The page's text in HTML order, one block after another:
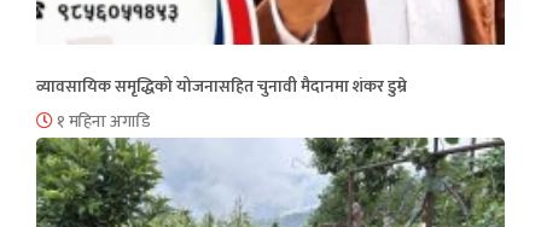
व्यावसायिक समृद्धिको योजनासहित चुनावी मैदानमा शंकर डुम्रे
१ महिना अगाडि